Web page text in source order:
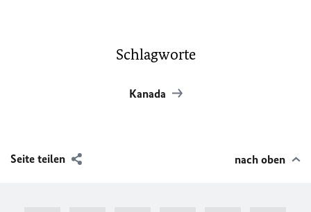
Schlagworte
Kanada
Seite teilen nach oben